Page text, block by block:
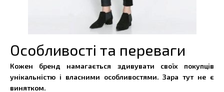
Особливості та переваги
Кожен бренд намагається здивувати своїх покупців
унікальністю і власними особливостями. Зара тут не є
винятком.